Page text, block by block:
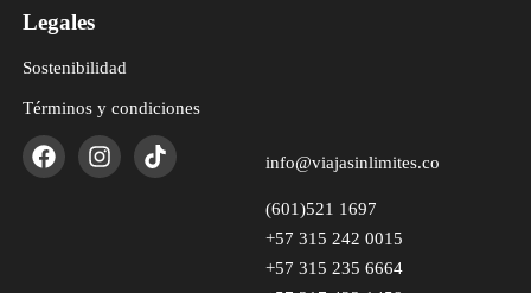
Legales
Sostenibilidad
Términos y condiciones
info@viajasinlimites.co
(601)521 1697
+57 315 242 0015
+57 315 235 6664